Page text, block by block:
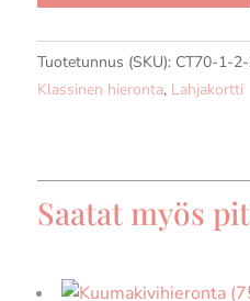
Tuotetunnus (SKU): CT70-1-
Klassinen hieronta, Lahjakortti
Saatat myös